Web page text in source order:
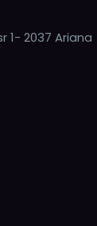
1- 2037 Ariana